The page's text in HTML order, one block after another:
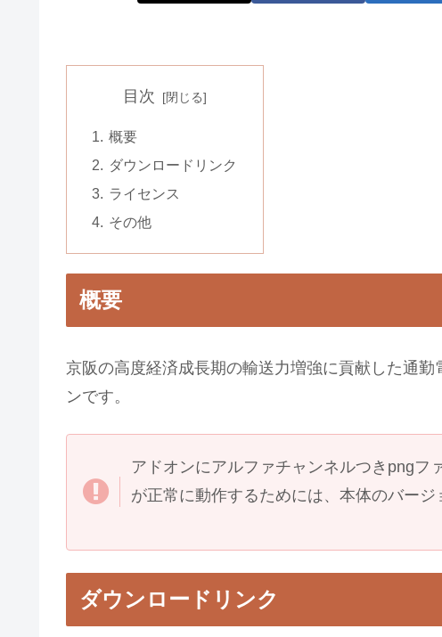
目次
概要
ダウンロードリンク
ライセンス
その他
概要
京阪の高度経済成長期の輸送力増強に貢献した通
ンです。
アドオンにアルファチャンネルつきpngフ
が正常に動作するためには、本体のバージ
ダウンロードリンク